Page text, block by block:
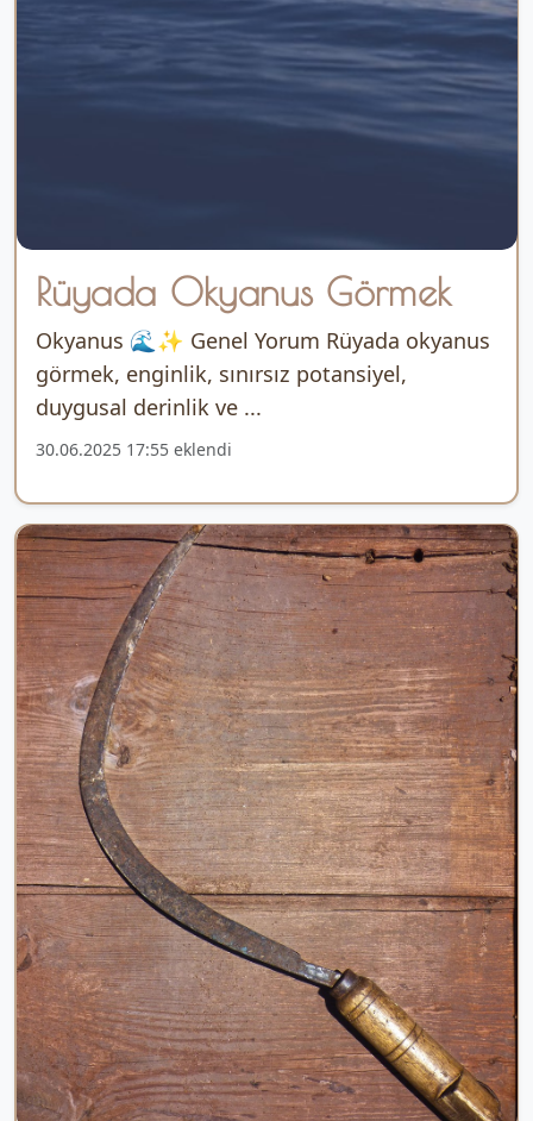
Rüyada Okyanus Görmek
Okyanus 🌊✨ Genel Yorum Rüyada okyanus
görmek, enginlik, sınırsız potansiyel,
duygusal derinlik ve ...
30.06.2025 17:55 eklendi